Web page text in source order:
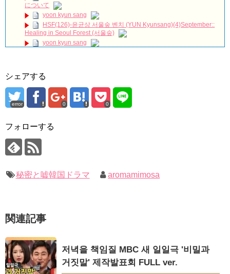
＜衛星劇場2019年01月＞韓国ドラマ クォン・サンウ×チェ・ガ
ンヒ主演の 『推理の女王２』 30秒予告
🏰 SKY Castle #Kdrama #Doramas #Netflix #KDramaBrasil
#KoreanDrama #Dorameira #KdramaEdit
ハン・ヘジン 한혜진 – (선공개) 강남 3대 얼짱 출신 &#39;한혜진
ハン・ヘジン 한혜진 – Still We (여전히 우리는)
한가인 –
「ライフ・ オン・ マーズ」2019年11月2日TSUTAYAにて先行
レンタル開始！
Jin-Crash Landing On You/ヒョンビン❤️ソンイェジン / エンジョイ❕
ョンら同僚芸能人から慰めの言葉が続々 – Taka News
キングを一部公開（DVD-SET2特典映像より）
について
yoon kyun sang
HSF(126)-윤균상 서울숲 벤치 (YUN Kyunsang)(4)September::
Healing in Seoul Forest (서울숲)
yoon kyun sang
九尾狐外伝 メイキング03 ハン・イェスル
チョ・ヒョンジェ 조현재 九尾狐外伝 制作発表会
キム・テヒの弟イ・ワン♥イ・ボミ、今日（28日）結婚……
「まず熱く掃除せよ」女優キム・ユジョン、「健康がとても回
【裏芸能】キムユジョンの熱愛彼氏はあの大物俳優
いでしょ？” Big News TV
幻の王女チャミョンゴ エンディング
か」出演で話題 Big News TV
シェアする
error 0 0
フォローする
秘密と嘘韓国ドラマ aromamimosa
関連記事
저녁을 책임질 MBC 새 일일극 '비밀과
거짓말' 제작발표회 FULL ver.